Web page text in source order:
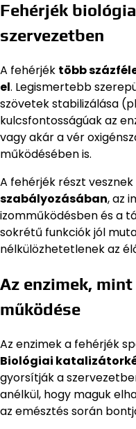
Fehérjék
szervezetben
A fehérjék több
el. Legismertebb
szövetek stabilizálása
kulcsfontosságúak az
vagy akár a vér
működésében is.
A fehérjék részt vesznek
szabályozásában, az
izomműködésben és a
sokrétű funkciók jól
nélkülözhetetlenek az
Az enzimek,
működése
Az enzimek a fehérjék
Biológiai
gyorsítják a
anélkül, hogy maguk
az emésztés során